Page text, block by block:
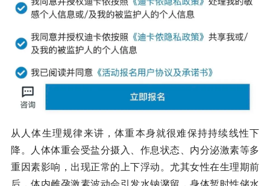
从人体生理规律来讲，体重本身就很难保持持续线性下
降。人体体重会受盐分摄入、作息状态、内分泌激素等多
重因素影响，出现正常的上下浮动。尤其女性在生理期前